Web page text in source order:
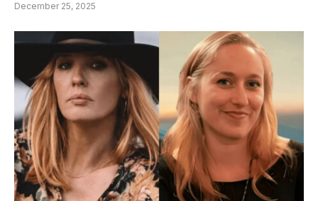
December 25, 2025